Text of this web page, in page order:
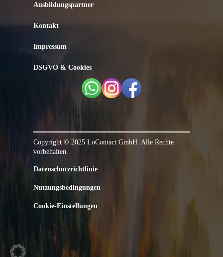
Ausbildungspartner
Kontakt
Impressum
DSGVO & Cookies
Copyright © 2025 LoContact GmbH. Alle Rechte
vorbehalten.
Datenschutzrichtlinie
Nutzungsbedingungen
Cookie-Einstellungen